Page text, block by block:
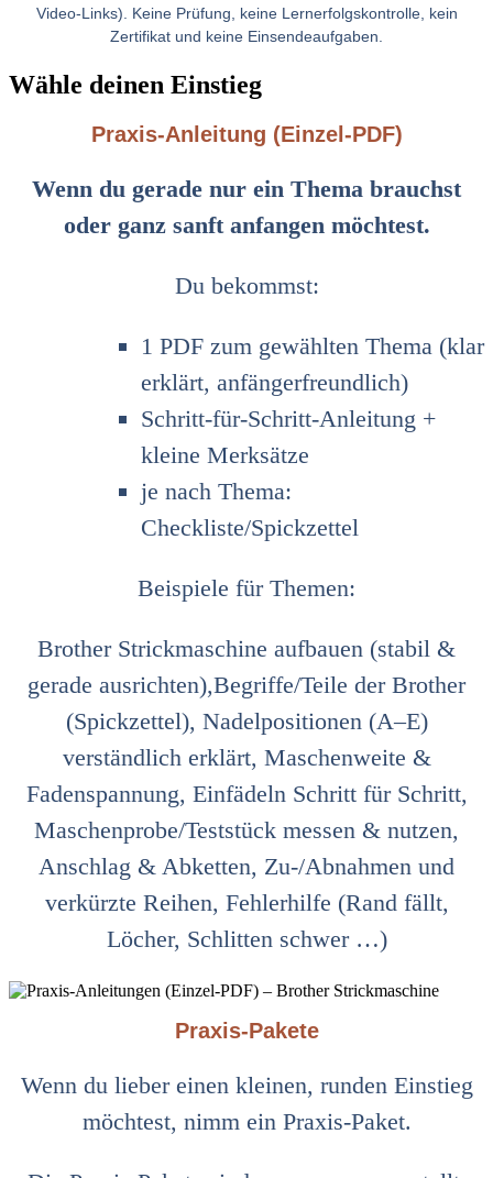
Video‑Links). Keine Prüfung, keine Lernerfolgskontrolle, kein
Zertifikat und keine Einsendeaufgaben.
Wähle deinen Einstieg
Praxis‑Anleitung (Einzel‑PDF)
Wenn du gerade nur ein Thema brauchst
oder ganz sanft anfangen möchtest.
Du bekommst:
1 PDF zum gewählten Thema (klar
erklärt, anfängerfreundlich)
Schritt‑für‑Schritt‑Anleitung +
kleine Merksätze
je nach Thema:
Checkliste/Spickzettel
Beispiele für Themen:
Brother Strickmaschine aufbauen (stabil &
gerade ausrichten),Begriffe/Teile der Brother
(Spickzettel), Nadelpositionen (A–E)
verständlich erklärt, Maschenweite &
Fadenspannung, Einfädeln Schritt für Schritt,
Maschenprobe/Teststück messen & nutzen,
Anschlag & Abketten, Zu-/Abnahmen und
verkürzte Reihen, Fehlerhilfe (Rand fällt,
Löcher, Schlitten schwer …)
Praxis‑Pakete
Wenn du lieber einen kleinen, runden Einstieg
möchtest, nimm ein Praxis‑Paket.